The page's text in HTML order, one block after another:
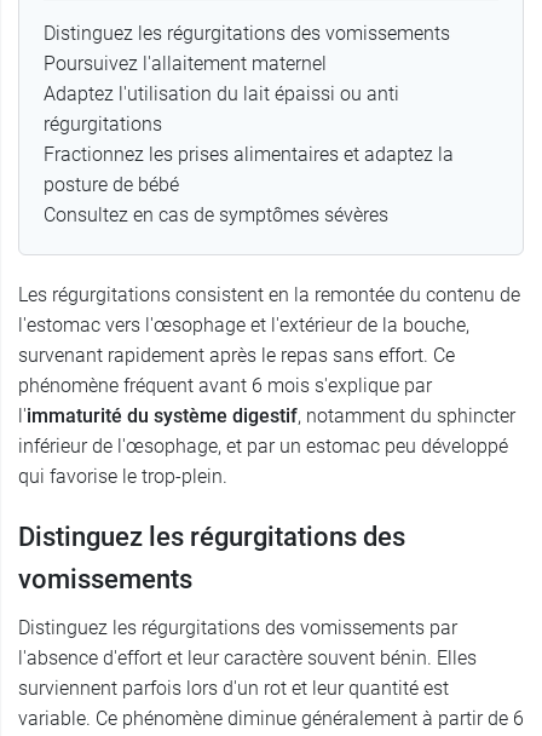
Distinguez les régurgitations des vomissements
Poursuivez l'allaitement maternel
Adaptez l'utilisation du lait épaissi ou anti
régurgitations
Fractionnez les prises alimentaires et adaptez la
posture de bébé
Consultez en cas de symptômes sévères
Les régurgitations consistent en la remontée du contenu de
l'estomac vers l'œsophage et l'extérieur de la bouche,
survenant rapidement après le repas sans effort. Ce
phénomène fréquent avant 6 mois s'explique par
l'immaturité du système digestif, notamment du sphincter
inférieur de l'œsophage, et par un estomac peu développé
qui favorise le trop-plein.
Distinguez les régurgitations des
vomissements
Distinguez les régurgitations des vomissements par
l'absence d'effort et leur caractère souvent bénin. Elles
surviennent parfois lors d'un rot et leur quantité est
variable. Ce phénomène diminue généralement à partir de 6